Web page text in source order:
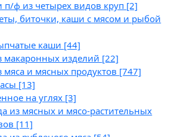
п/ф из четырех видов круп [2]
биточки, каши с мясом и рыбой
каши [44]
макаронных изделий [22]
мяса и мясных продуктов [747]
[13]
на углях [3]
из мясных и мясо-растительных
[11]